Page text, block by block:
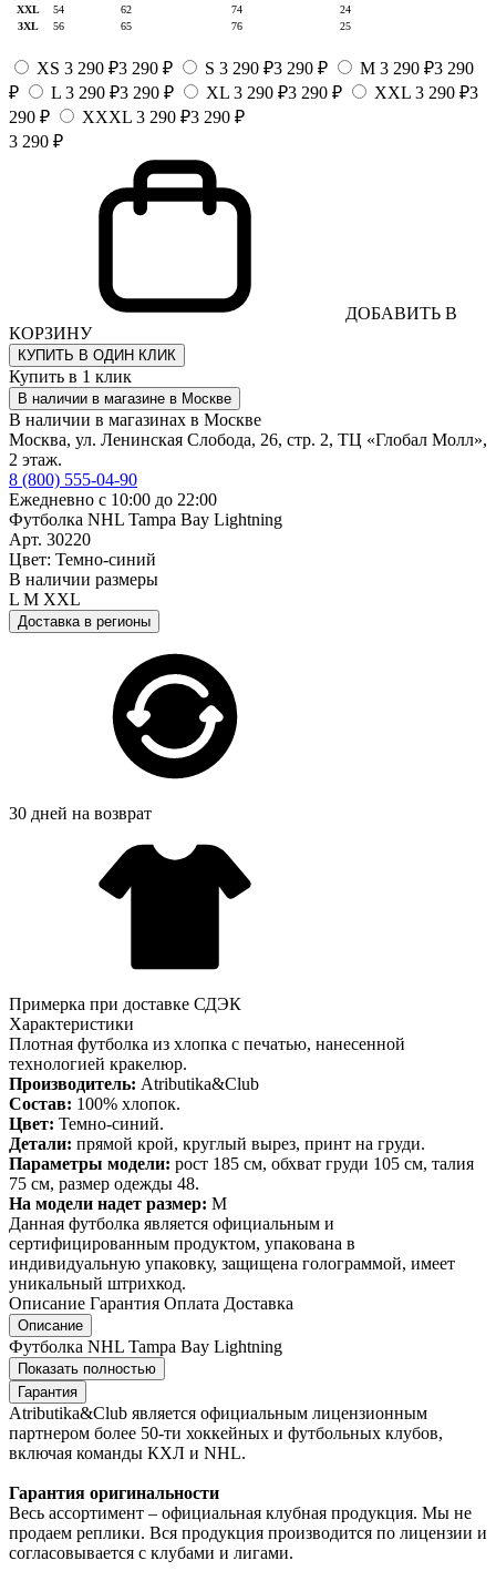
XXL
54 62 74
24
3XL
56 65 76 25
XS 3 290 ₽3 290 ₽ S 3 290 ₽3 290 ₽ M 3 290 ₽3 290
₽
L 3 290 ₽3 290 ₽ XL 3 290 ₽3 290 ₽ XXL 3 290 ₽3
290 ₽
XXXL 3 290 ₽3 290 ₽
3 290 ₽
ДОБАВИТЬ В
КОРЗИНУ
КУПИТЬ В ОДИН КЛИК
Купить в 1 клик
В наличии в магазине в Москве
В наличии в магазинах в Москве
Москва, ул. Ленинская Слобода, 26, стр. 2, ТЦ «Глобал Молл»,
2 этаж.
8 (800) 555-04-90
Ежедневно с 10:00 до 22:00
Футболка NHL Tampa Bay Lightning
Арт. 30220
Цвет: Темно-синий
В наличии размеры
L M XXL
Доставка в регионы
30 дней на возврат
Примерка при доставке СДЭК
Характеристики
Плотная футболка из хлопка с печатью, нанесенной
технологией кракелюр.
Производитель: Atributika&Club
Состав: 100% хлопок.
Цвет: Темно-синий.
Детали: прямой крой, круглый вырез, принт на груди.
Параметры модели: рост 185 см, обхват груди 105 см, талия
75 см, размер одежды 48.
На модели надет размер: М
Данная футболка является официальным и
сертифицированным продуктом, упакована в
индивидуальную упаковку, защищена голограммой, имеет
уникальный штрихкод.
Описание Гарантия Оплата Доставка
Описание
Футболка NHL Tampa Bay Lightning
Показать полностью
Гарантия
Atributika&Club является официальным лицензионным
партнером более 50-ти хоккейных и футбольных клубов,
включая команды КХЛ и NHL.
Гарантия оригинальности
Весь ассортимент – официальная клубная продукция. Мы не
продаем реплики. Вся продукция производится по лицензии и
согласовывается с клубами и лигами.